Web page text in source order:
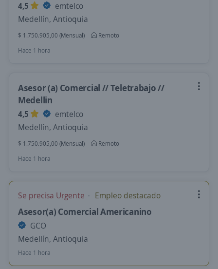
4,5
emtelco
Medellín, Antioquia
$ 1.750.905,00 (Mensual)
Remoto
Hace 1 hora
Asesor (a) Comercial // Teletrabajo //
Medellin
4,5
emtelco
Medellín, Antioquia
$ 1.750.905,00 (Mensual)
Remoto
Hace 1 hora
Se precisa Urgente Empleo destacado
Asesor(a) Comercial Americanino
GCO
Medellín, Antioquia
Hace 1 hora